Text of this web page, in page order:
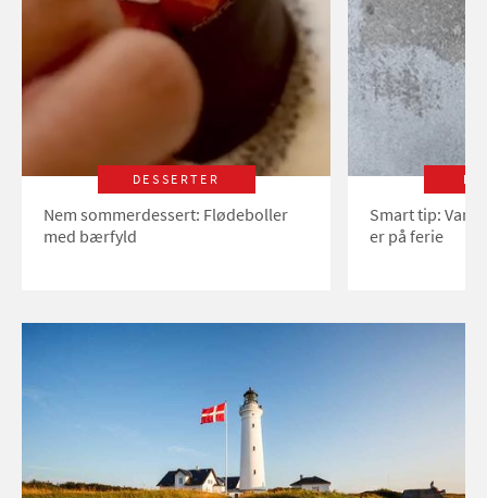
DESSERTER
Nem sommerdessert: Flødeboller
med bærfyld
Smart tip:
er på ferie